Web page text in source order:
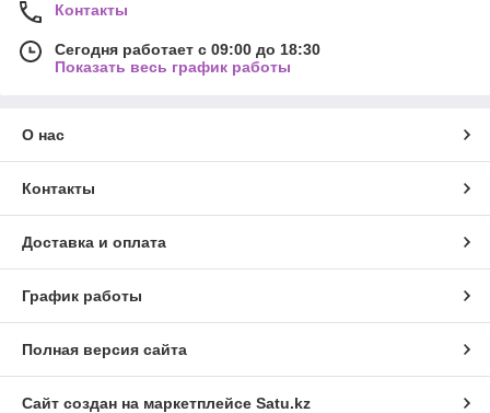
Контакты
Сегодня работает с 09:00 до 18:30
Показать весь график работы
О нас
Контакты
Доставка и оплата
График работы
Полная версия сайта
Сайт создан на маркетплейсе Satu.kz